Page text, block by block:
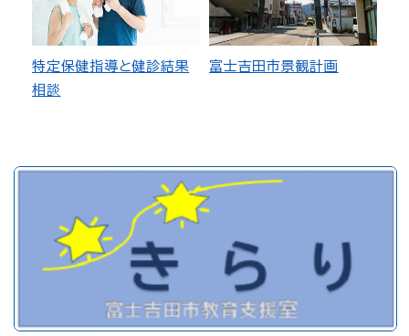
特定保健指導と健診結果
相談
富士吉田市景観計画